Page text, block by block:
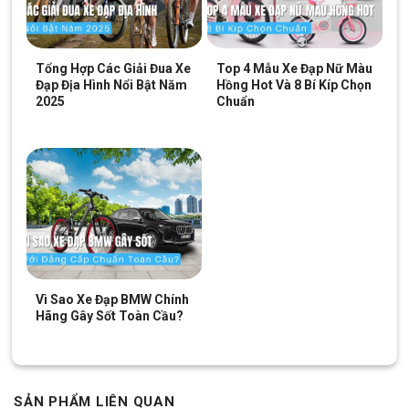
Sơn Tĩnh Điện
Tem – Decal Tem Sơn
Khung – Frame
Phuộc – Suspension
Fork
PHỤ TÙNG
Tay lái – Handlebar
Hợp Kim Thép, có thể tăng lên và giảm
Tổng Hợp Các Giải Đua Xe
Đạp Địa Hình Nổi Bật Năm
2025
Top 4 Mẫu Xe Đạp Nữ Màu
Hồng Hot Và 8 Bí Kíp Chọn
Chuẩn
Vì Sao Xe Đạp BMW Chính
Hãng Gây Sốt Toàn Cầu?
SẢN PHẨM LIÊN QUAN